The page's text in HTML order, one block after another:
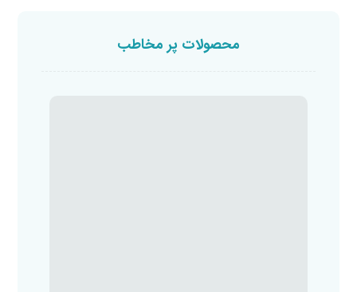
محصولات پر مخاطب